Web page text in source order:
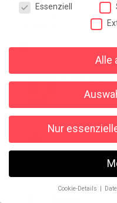
Nicht wegen seiner
eleganten
Antworten
Hanno Rinke
24.05.2026 um
Unübersetzbar. Leider!
Essenziell
Alle
Nur
Cookie-Details